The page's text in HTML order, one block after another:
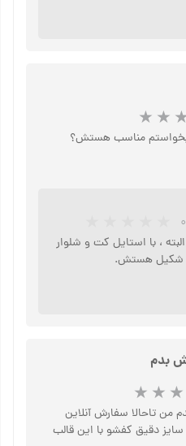
بدم
من تاحالا سفارش آنلاین
دقیق کفشو با این قالب
مناسب هستش؟
، با استایل کت و شلوار
شکیل هستش.